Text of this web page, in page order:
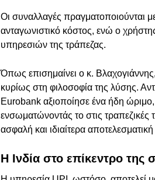
Οι συναλλαγές πραγματοποιούνται
ανταγωνιστικό κόστος, ενώ ο
υπηρεσιών της τράπεζας.
Όπως επισημαίνει ο κ.
κυρίως στη φιλοσοφία της λύσης.
Eurobank αξιοποίησε ένα ήδη
ενσωματώνοντάς το στις
ασφαλή και ιδιαίτερα
Η Ινδία στο επίκεντρο της